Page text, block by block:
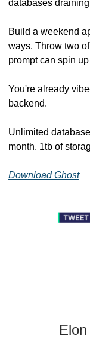
databases
Build a weekend
ways. Throw two
prompt can spin
You're already
backend.
Unlimited
month. 1tb of
Download Ghost